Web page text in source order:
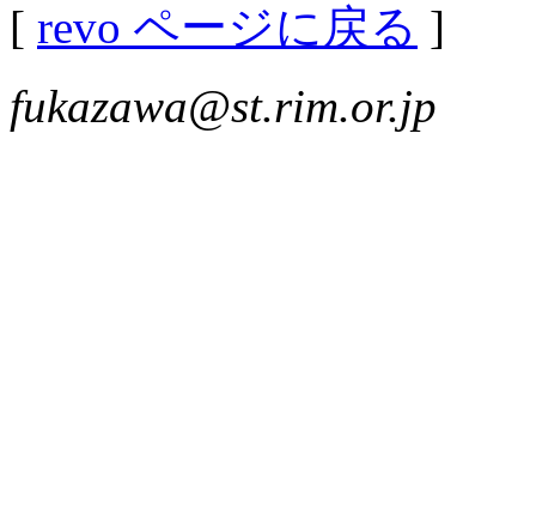
[ revo ページに戻る ]
fukazawa@st.rim.or.jp